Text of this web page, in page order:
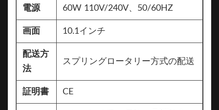
電源 60W 110V/240V、50/60HZ
画面 10.1インチ
配送方
法
スプリングロータリー方式の配送
証明書 CE